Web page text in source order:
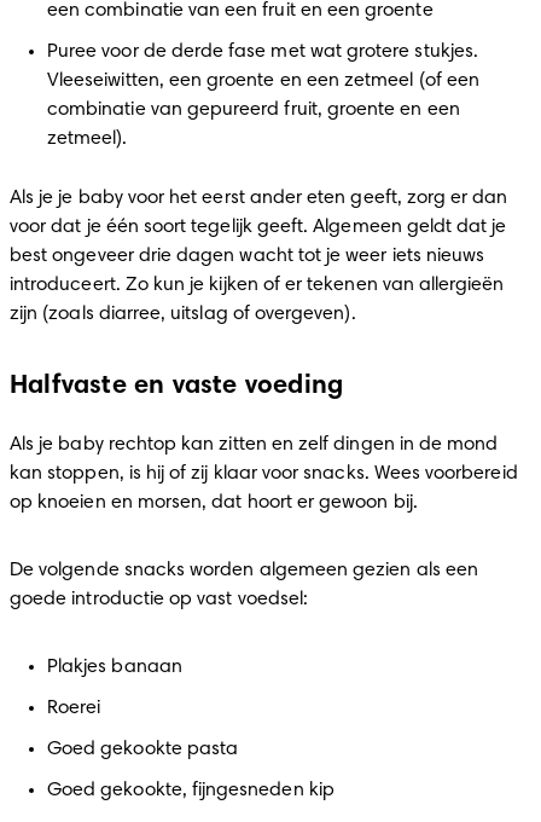
een combinatie van een fruit en een groente
Puree voor de derde fase met wat grotere stukjes.
Vleeseiwitten, een groente en een zetmeel (of een
combinatie van gepureerd fruit, groente en een
zetmeel).
Als je je baby voor het eerst ander eten geeft, zorg er dan
voor dat je één soort tegelijk geeft. Algemeen geldt dat je
best ongeveer drie dagen wacht tot je weer iets nieuws
introduceert. Zo kun je kijken of er tekenen van allergieën
zijn (zoals diarree, uitslag of overgeven).
Halfvaste en vaste voeding
Als je baby rechtop kan zitten en zelf dingen in de mond
kan stoppen, is hij of zij klaar voor snacks. Wees voorbereid
op knoeien en morsen, dat hoort er gewoon bij.
De volgende snacks worden algemeen gezien als een
goede introductie op vast voedsel:
Plakjes banaan
Roerei
Goed gekookte pasta
Goed gekookte, fijngesneden kip